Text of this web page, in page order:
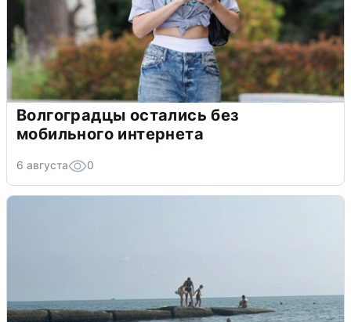
Волгоградцы остались без
мобильного интернета
6 августа 0